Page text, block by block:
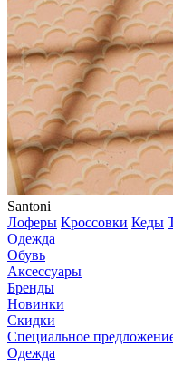
Santoni
Лоферы Кроссовки Кеды
Одежда
Обувь
Аксессуары
Бренды
Новинки
Скидки
Специальное
Одежда